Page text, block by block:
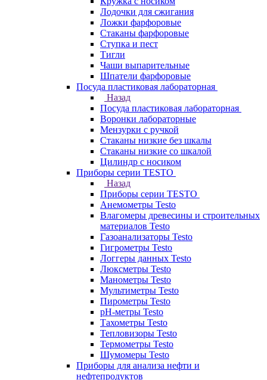
Лодочки для сжигания
Ложки фарфоровые
Стаканы фарфоровые
Ступка и пест
Тигли
Чаши выпарительные
Шпатели фарфоровые
Посуда пластиковая лабораторная
Назад
Посуда пластиковая лабораторная
Воронки лабораторные
Мензурки с ручкой
Стаканы низкие без шкалы
Стаканы низкие со шкалой
Цилиндр с носиком
Приборы серии TESTO
Назад
Приборы серии TESTO
Анемометры Testo
Влагомеры древесины и строительных
материалов Testo
Газоанализаторы Testo
Гигрометры Testo
Логгеры данных Testo
Люксметры Testo
Манометры Testo
Мультиметры Testo
Пирометры Testo
pH-метры Testo
Тахометры Testo
Тепловизоры Testo
Термометры Testo
Шумомеры Testo
Приборы для анализа нефти и
нефтепродуктов